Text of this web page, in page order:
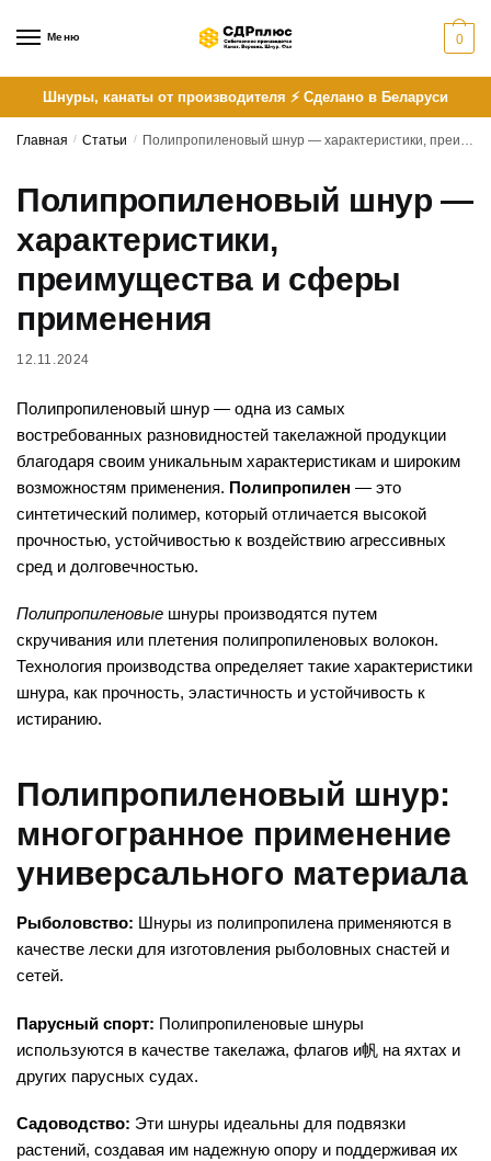
Меню 0
Шнуры, канаты от производителя ⚡ Сделано в Беларуси
Главная / Статьи / Полипропиленовый шнур — характеристики, преимущества и сферы применения
Полипропиленовый шнур —
характеристики,
преимущества и сферы
применения
12.11.2024
Полипропиленовый шнур — одна из самых
востребованных разновидностей такелажной продукции
благодаря своим уникальным характеристикам и широким
возможностям применения. Полипропилен — это
синтетический полимер, который отличается высокой
прочностью, устойчивостью к воздействию агрессивных
сред и долговечностью.
Полипропиленовые шнуры производятся путем
скручивания или плетения полипропиленовых волокон.
Технология производства определяет такие характеристики
шнура, как прочность, эластичность и устойчивость к
истиранию.
Полипропиленовый шнур:
многогранное применение
универсального материала
Рыболовство: Шнуры из полипропилена применяются в
качестве лески для изготовления рыболовных снастей и
сетей.
Парусный спорт: Полипропиленовые шнуры
используются в качестве такелажа, флагов и帆 на яхтах и
других парусных судах.
Садоводство: Эти шнуры идеальны для подвязки
растений, создавая им надежную опору и поддерживая их